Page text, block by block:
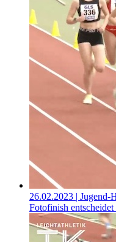
26.02.2023 |
Fotofinish